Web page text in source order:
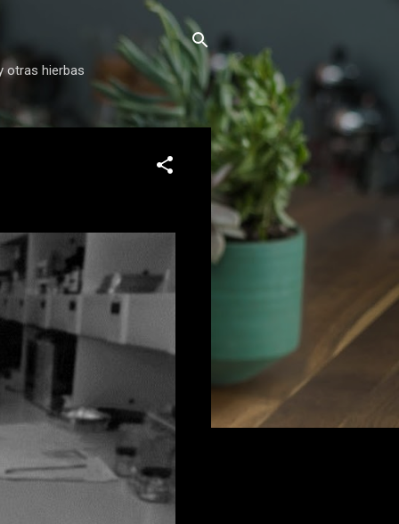
otras hierbas